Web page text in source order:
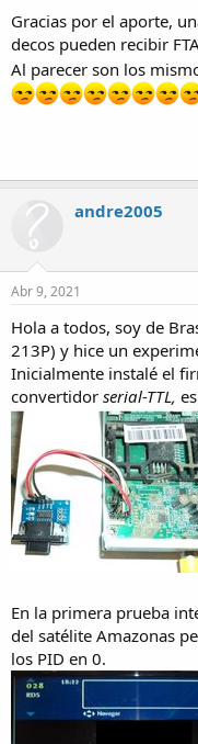
Gracias por el aporte,
decos pueden recibir
Al parecer son los
andre2005
Abr 9, 2021
Hola a todos, soy de
213P) y hice un
Inicialmente instalé el
convertidor serial-TTL,
En la primera prueba
del satélite Amazonas
los PID en 0.